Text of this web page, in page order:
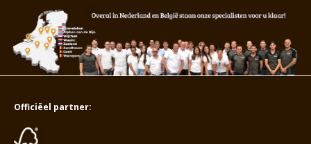
Officiëel partner: